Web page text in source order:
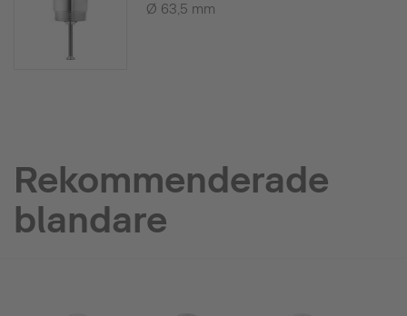
Ø 63,5 mm
Rekommenderade
blandare